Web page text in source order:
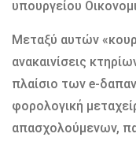
υπουργείου
Μεταξύ αυτών
ανακαινίσεις
πλαίσιο των e-
φορολογική
απασχολούμενων,